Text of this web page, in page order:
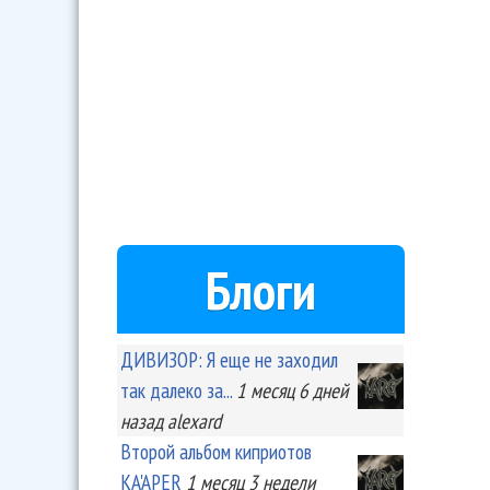
Блоги
ДИВИЗОР: Я еще не заходил
так далеко за... 1 месяц 6 дней
назад alexard
Второй альбом киприотов
KA'APER 1 месяц 3 недели